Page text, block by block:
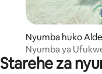
Nyumba huko
ón
Nyumba ya
bahari | El
Starehe za